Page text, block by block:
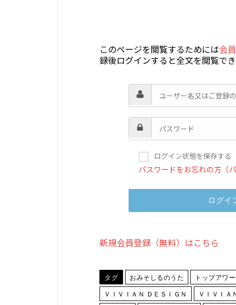
このページを閲覧するためには会
録後ログインすると全文を閲覧でき
ログイン状態を保存する
パスワードをお忘れの方（
新規会員登録（無料）はこちら
タグ おみそしるのうた
トップアワ
ＶＩＶＩＡＮ ＤＥＳＩＧＮ
ＶＩＶＩＡ